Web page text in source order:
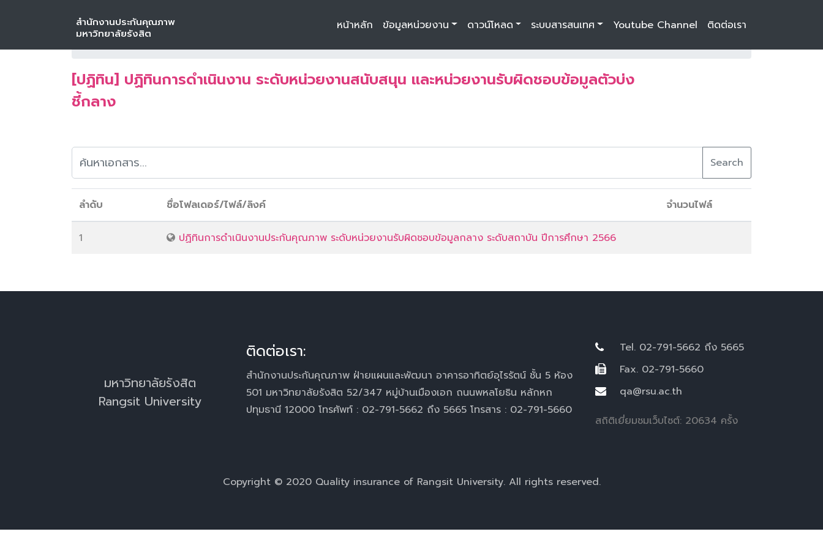
สำนักงานประกันคุณภาพ
มหาวิทยาลัยรังสิต
หน้าหลัก ข้อมูลหน่วยงาน ดาวน์โหลด ระบบสารสนเทศ Youtube Channel ติดต่อเรา
หน้าหลัก ดาวน์โหลด ระดับหน่วยงานสนับสนุนการศึกษา
แบบฟอร์มต่าง ๆ ประจำปีการศึกษา 2566
[ปฏิทิน] ปฏิทินการดำเนินงาน ระดับหน่วยงานสนับสนุน และหน่วยงานรับผิดชอบข้อมูลตัวบ่ง
ชี้กลาง
Search
ลำดับ ชื่อโฟลเดอร์/ไฟล์/ลิงค์ จำนวนไฟล์
1 ปฏิทินการดำเนินงานประกันคุณภาพ ระดับหน่วยงานรับผิดชอบข้อมูลกลาง ระดับสถาบัน ปีการศึกษา 2566
มหาวิทยาลัยรังสิต
Rangsit University
ติดต่อเรา:
สำนักงานประกันคุณภาพ ฝ่ายแผนและพัฒนา อาคารอาทิตย์อุไรรัตน์ ชั้น 5 ห้อง
501 มหาวิทยาลัยรังสิต 52/347 หมู่บ้านเมืองเอก ถนนพหลโยธิน หลักหก
ปทุมธานี 12000 โทรศัพท์ : 02-791-5662 ถึง 5665 โทรสาร : 02-791-5660
Tel. 02-791-5662 ถึง 5665
Fax. 02-791-5660
qa@rsu.ac.th
สถิติเยี่ยมชมเว็บไซต์: 20634 ครั้ง
Copyright © 2020 Quality insurance of Rangsit University. All rights reserved.